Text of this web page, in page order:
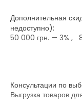
Дополнительная
недоступно):
50 000 грн. — 3% ,
Консультации по
Выгрузка товаров